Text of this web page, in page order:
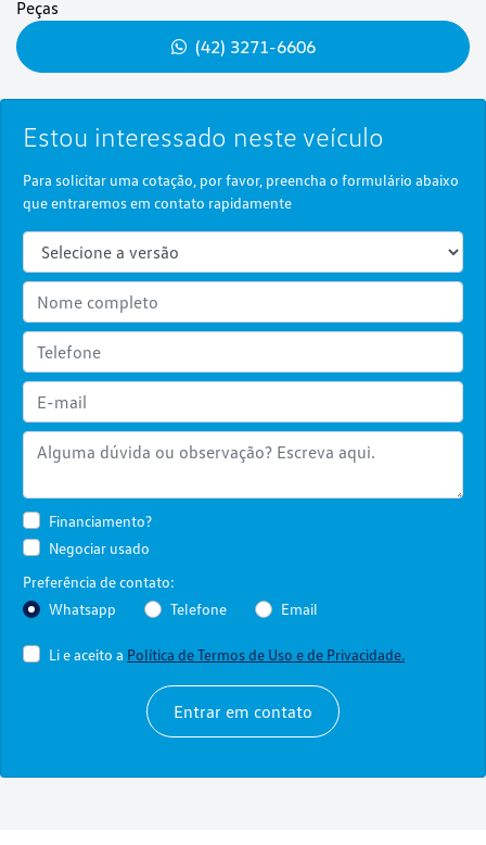
Estou interessado neste veículo
Para solicitar uma cotação, por favor, preencha o formulário abaixo
que entraremos em contato rapidamente
Financiamento?
Negociar usado
Preferência de contato:
Whatsapp
Telefone Email
Li e aceito a Política de Termos de Uso e de Privacidade.
Entrar em contato
Peças
(42) 3271-6606